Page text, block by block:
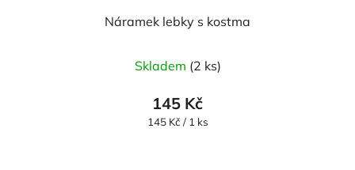
Náramek lebky s kostma
hodnocení
produktu
je
Skladem (2 ks)
145 Kč
Měrná
145 Kč / 1 ks